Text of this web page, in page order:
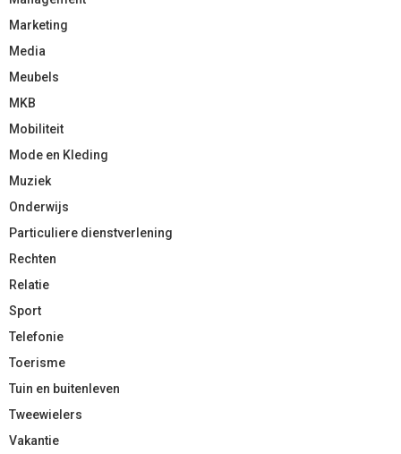
Marketing
Media
Meubels
MKB
Mobiliteit
Mode en Kleding
Muziek
Onderwijs
Particuliere dienstverlening
Rechten
Relatie
Sport
Telefonie
Toerisme
Tuin en buitenleven
Tweewielers
Vakantie